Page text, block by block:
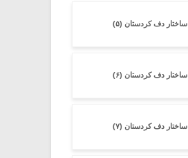
ساختار دف کردستان (۵)
ساختار دف کردستان (۶)
ساختار دف کردستان (۷)